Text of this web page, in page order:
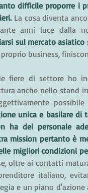
difficile proporre i
La cosa diventa
anni luce dalla
sul mercato
business,
fiere di settore ho
anche nello stand
unica e basilare
ha del personale
mission pertanto è
migliori condizioni
oltre ai contatti
italiano,
e un piano